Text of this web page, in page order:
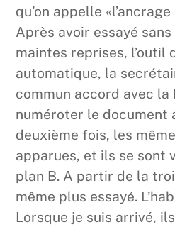
qu’on appelle
Après avoir essayé
maintes reprises, l’outil
automatique, la
commun accord avec la
numéroter le document
deuxième fois, les
apparues, et ils se sont
plan B. A partir de la
même plus essayé.
Lorsque je suis arrivé,